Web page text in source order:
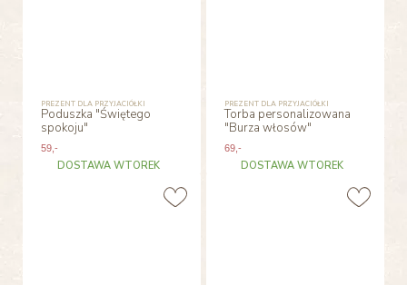
PREZENT DLA PRZYJACIÓŁKI
Poduszka "Świętego
spokoju"
59,-
DOSTAWA WTOREK
PREZENT DLA PRZYJACIÓŁKI
Torba personalizowana
"Burza włosów"
69 ,-
DOSTAWA WTOREK